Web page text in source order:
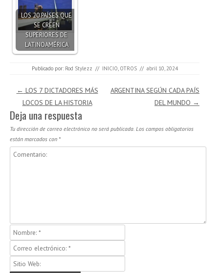
LOS 20 PAÍSES QUE
SE CREEN
SUPERIORES DE
LATINOAMÉRICA
Publicado por: Rod Stylezz // INICIO OTROS // abril 10, 2024
Navegación de entradas
← LOS 7 DICTADORES MÁS
LOCOS DE LA HISTORIA
ARGENTINA SEGÚN CADA PAÍS
DEL MUNDO →
Deja una respuesta
Tu dirección de correo electrónico no será publicada. Los campos obligatorios
están marcados con *